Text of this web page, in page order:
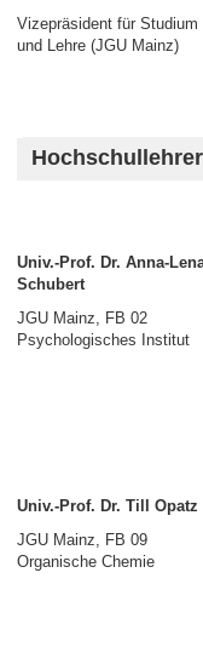
Vizepräsident für Studium
und Lehre (JGU Mainz)
Univ.-Prof. Dr. Anna-
Schubert
JGU Mainz, FB 02
Psychologisches Institut
Univ.-Prof. Dr. Till Opatz
JGU Mainz, FB 09
Organische Chemie